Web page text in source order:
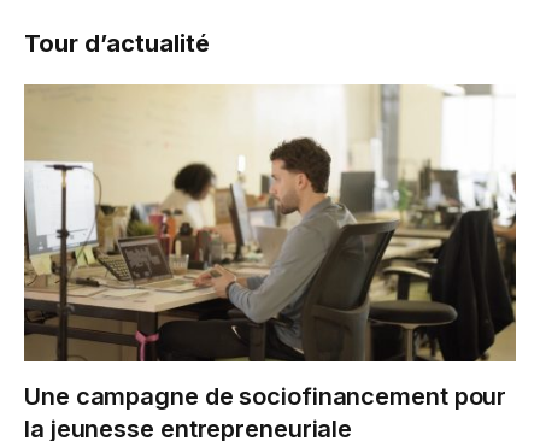
Tour d’actualité
Une campagne de sociofinancement pour
la jeunesse entrepreneuriale